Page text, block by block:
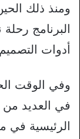
ومنذ ذلك
البرنامج
أدوات
في العديد من
الرئيسية في